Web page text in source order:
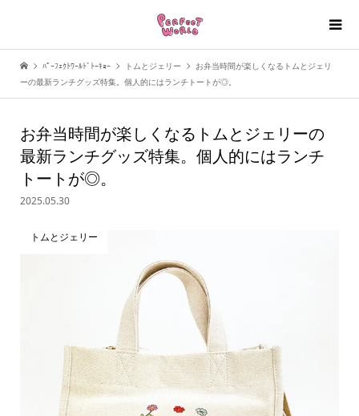
ﾊﾟｰﾌｪｸﾄﾜｰﾙﾄﾞﾄｰｷｮｰ トムとジェリー
お弁当時間が楽しくなるトムとジェリ
ーの最新ランチグッズ特集。個人的にはランチトートが◎。
お弁当時間が楽しくなるトムとジェリーの
最新ランチグッズ特集。個人的にはランチ
トートが◎。
2025.05.30
トムとジェリー